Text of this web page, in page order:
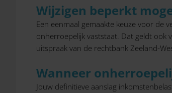
Wijzigen beperkt
Een eenmaal gemaakte keuze voor de
onherroepelijk vaststaat. Dat geldt ook
uitspraak van de rechtbank Zeeland-
Wanneer
Jouw definitieve aanslag